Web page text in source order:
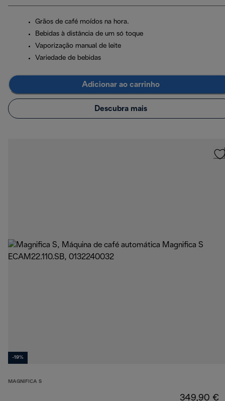
Grãos de café moídos na hora.
Bebidas à distância de um só toque
Vaporização manual de leite
Variedade de bebidas
Adicionar ao carrinho
Descubra mais
-19%
MAGNIFICA S
349,90 €